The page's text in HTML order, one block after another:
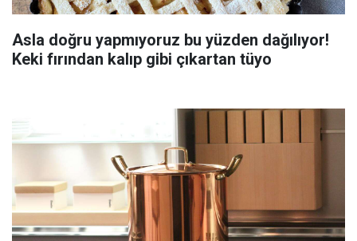
Asla doğru yapmıyoruz bu yüzden dağılıyor!
Keki fırından kalıp gibi çıkartan tüyo